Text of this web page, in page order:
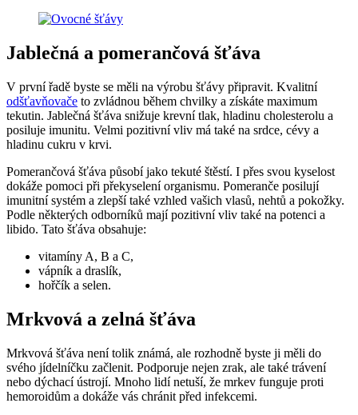
Jablečná a pomerančová šťáva
V první řadě byste se měli na výrobu šťávy připravit. Kvalitní
odšťavňovače to zvládnou během chvilky a získáte maximum
tekutin. Jablečná šťáva snižuje krevní tlak, hladinu cholesterolu a
posiluje imunitu. Velmi pozitivní vliv má také na srdce, cévy a
hladinu cukru v krvi.
Pomerančová šťáva působí jako tekuté štěstí. I přes svou kyselost
dokáže pomoci při překyselení organismu. Pomeranče posilují
imunitní systém a zlepší také vzhled vašich vlasů, nehtů a pokožky.
Podle některých odborníků mají pozitivní vliv také na potenci a
libido. Tato šťáva obsahuje:
vitamíny A, B a C,
vápník a draslík,
hořčík a selen.
Mrkvová a zelná šťáva
Mrkvová šťáva není tolik známá, ale rozhodně byste ji měli do
svého jídelníčku začlenit. Podporuje nejen zrak, ale také trávení
nebo dýchací ústrojí. Mnoho lidí netuší, že mrkev funguje proti
hemoroidům a dokáže vás chránit před infekcemi.